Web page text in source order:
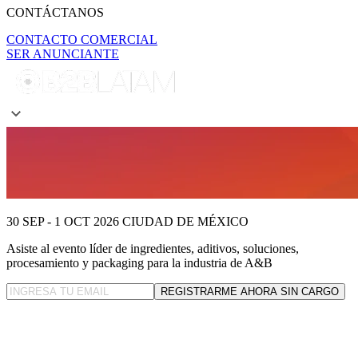
CONTÁCTANOS
CONTACTO COMERCIAL
SER ANUNCIANTE
30 SEP - 1 OCT 2026 CIUDAD DE MÉXICO
Asiste al evento líderde ingredientes, aditivos, soluciones,
procesamiento y packaging para la industria de A&B
REGISTRARME AHORA SIN CARGO